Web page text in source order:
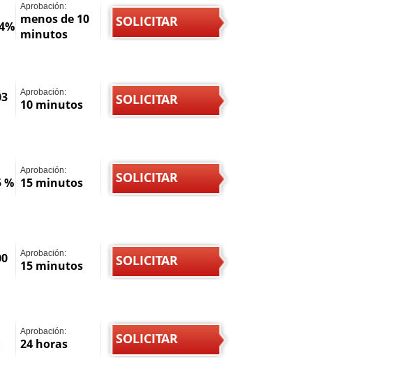
Aprobación:
menos de 10
minutos
SOLICITAR
Aprobación:
10 minutos SOLICITAR
%
Aprobación:
15 minutos SOLICITAR
Aprobación:
15 minutos SOLICITAR
Aprobación:
24 horas SOLICITAR